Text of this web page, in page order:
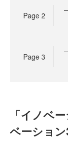
Page 2
Page 3
「イノベ
ベーショ